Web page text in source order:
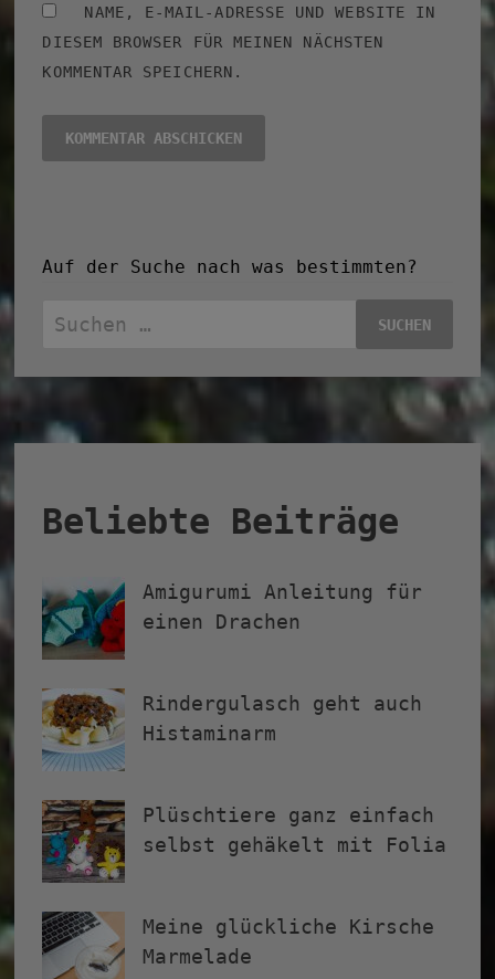
NAME, E-MAIL-ADRESSE UND WEBSITE IN
DIESEM BROWSER FÜR MEINEN NÄCHSTEN
KOMMENTAR SPEICHERN.
Auf der Suche nach was bestimmten?
Suchen
Beliebte Beiträge
Amigurumi Anleitung für
einen Drachen
Rindergulasch geht auch
Histaminarm
Plüschtiere ganz einfach
selbst gehäkelt mit Folia
Meine glückliche Kirsche
Marmelade